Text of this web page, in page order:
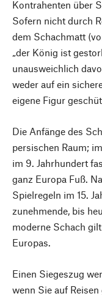
Kontrahenten über
Sofern nicht durch
dem Schachmatt
„der König ist
unausweichlich
weder auf ein
eigene Figur
Die Anfänge des
persischen Raum;
im 9. Jahrhundert
ganz Europa Fuß.
Spielregeln im 15.
zunehmende, bis
moderne Schach
Europas.
Einen Siegeszug
wenn Sie auf